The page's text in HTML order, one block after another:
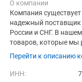
О компании
Компания
надежный поставщик
России и СНГ. В
товаров, которые мы
Перейти к описанию
ИНН: